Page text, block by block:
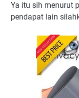
Ya itu sih menurut
pendapat lain